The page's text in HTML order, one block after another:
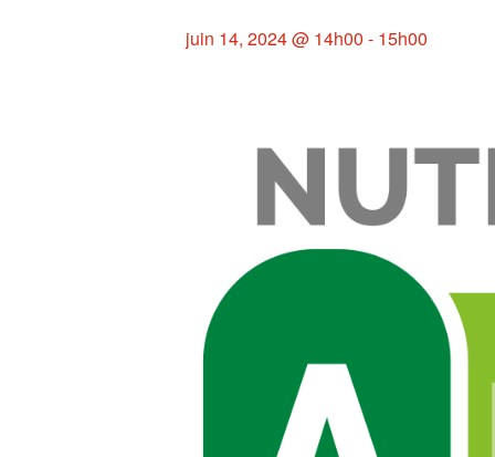
juin 14, 2024 @ 14h00 - 15h00